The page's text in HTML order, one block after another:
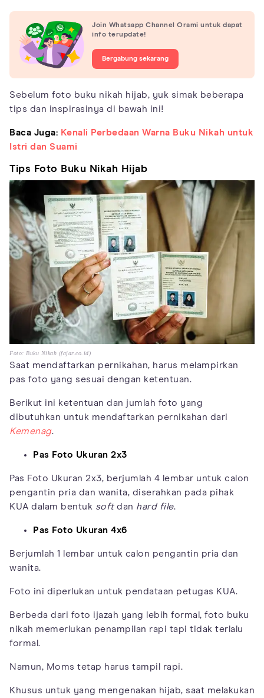
Join Whatsapp Channel Orami untuk dapat
info terupdate!
Bergabung sekarang
Sebelum foto buku nikah hijab, yuk simak beberapa
tips dan inspirasinya di bawah ini!
Baca Juga: Kenali Perbedaan Warna Buku Nikah untuk
Istri dan Suami
Tips Foto Buku Nikah Hijab
Foto: Buku Nikah (fajar.co.id)
Saat mendaftarkan pernikahan, harus melampirkan
pas foto yang sesuai dengan ketentuan.
Berikut ini ketentuan dan jumlah foto yang
dibutuhkan untuk mendaftarkan pernikahan dari
Kemenag.
Pas Foto Ukuran 2x3
Pas Foto Ukuran 2x3, berjumlah 4 lembar untuk calon
pengantin pria dan wanita, diserahkan pada pihak
KUA dalam bentuk softdan hard file.
Pas Foto Ukuran 4x6
Berjumlah 1 lembar untuk calon pengantin pria dan
wanita.
Foto ini diperlukan untuk pendataan petugas KUA.
Berbeda dari foto ijazah yang lebih formal, foto buku
nikah memerlukan penampilan rapi tapi tidak terlalu
formal.
Namun, Moms tetap harus tampil rapi.
Khusus untuk yang mengenakan hijab, saat melakukan